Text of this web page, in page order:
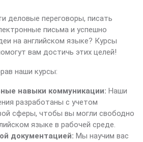
деловые переговоры, писать
письма и успешно
на английском языке? Курсы
вам достичь этих целей!
наши курсы:
навыки коммуникации: Наши
разработаны с учетом
сферы, чтобы вы могли свободно
языке в рабочей среде.
документацией: Мы научим вас